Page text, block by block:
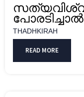
പോരടിച്ചാൽ
THADHKIRAH
READ MORE